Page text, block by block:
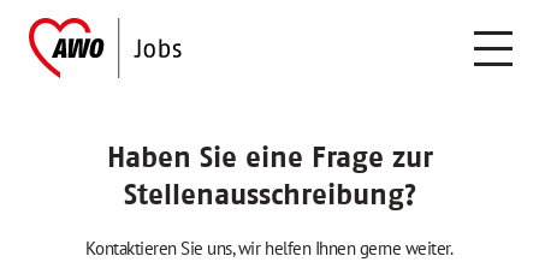
Haben Sie eine Frage zur
Stellenausschreibung?
Kontaktieren Sie uns, wir helfen Ihnen gerne weiter.